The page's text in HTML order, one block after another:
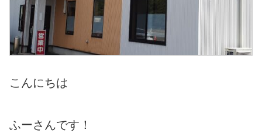
こんにちは
ふーさんです！